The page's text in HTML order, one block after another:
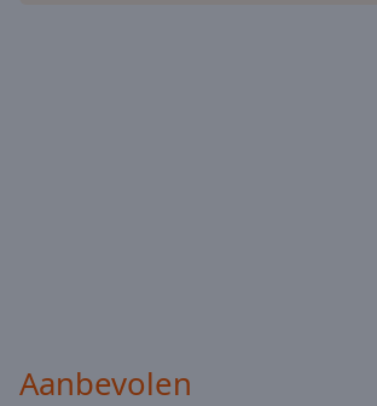
Aanbevolen